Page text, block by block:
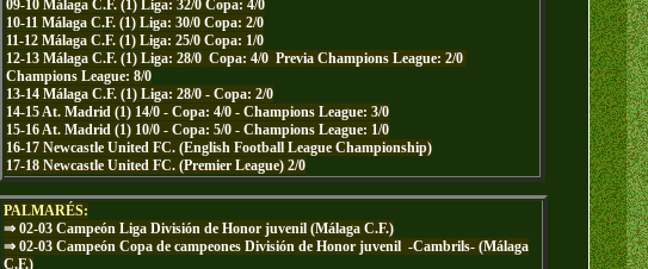
09-10 Málaga C.F. (1) Liga: 32/0 Copa: 4/0
10-11 Málaga C.F. (1) Liga: 30/0 Copa: 2/0
11-12 Málaga C.F. (1) Liga: 25/0 Copa: 1/0
12-13 Málaga C.F. (1) Liga: 28/0 Copa: 4/0 Previa Champions League: 2/0
Champions League: 8/0
13-14 Málaga C.F. (1) Liga: 28/0 - Copa: 2/0
14-15 At. Madrid (1) 14/0 - Copa: 4/0 - Champions League: 3/0
15-16 At. Madrid (1) 10/0 - Copa: 5/0 - Champions League: 1/0
16-17 Newcastle United FC. (English Football League Championship)
17-18 Newcastle United FC. (Premier League) 2/0
PALMARÉS:
⇒ 02-03 Campeón Liga División de Honor juvenil (Málaga C.F.)
⇒ 02-03 Campeón Copa de campeones División de Honor juvenil -Cambrils- (Málaga
C.F.)